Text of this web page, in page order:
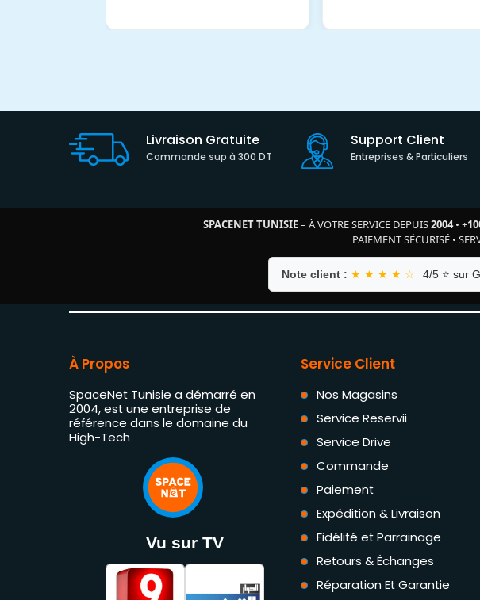
Livraison Gratuite
Commande sup à 300 DT
Support Client
Entreprises & Particuliers
SPACENET TUNISIE– À VOTRE SERVICE DEPUIS2004• +
PAIEMENT SÉCURISÉ •
Note client : ★ ★ ★ ★ ☆ 4/5 ⭐ sur
À Propos
SpaceNet Tunisie a démarré en
2004, est une entreprise de
référence dans le domaine du
High-Tech
Vu sur TV
Service Client
Nos Magasins
Service Reservii
Service Drive
Commande
Paiement
Expédition & Livraison
Fidélité et Parrainage
Retours & Échanges
Réparation Et Garantie